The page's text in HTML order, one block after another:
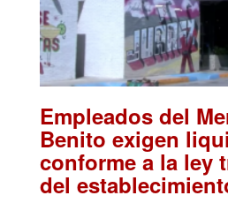
Empleados del
Benito exigen
conforme a la ley
del